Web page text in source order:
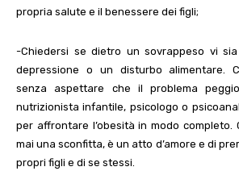
propria salute e il benessere dei figli;
-Chiedersi se dietro un sovrappeso vi
depressione o un disturbo alimentare.
senza aspettare che il problema
nutrizionista infantile, psicologo o
per affrontare l’obesità in modo completo.
mai una sconfitta, è un atto d’amore e di
propri figli e di se stessi.